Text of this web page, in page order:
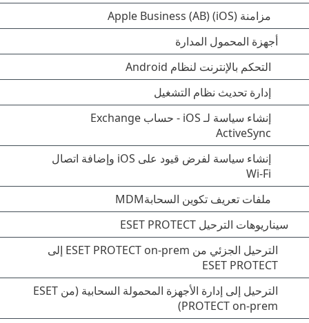
مزامنة Apple Business (AB) (iOS)
أجهزة المحمول المدارة
التحكم بالإنترنت لنظام Android
إدارة تحديث نظام التشغيل
إنشاء سياسة لـ iOS - حساب Exchange
ActiveSync
إنشاء سياسة لفرض قيود على iOS وإضافة اتصال
Wi-Fi
ملفات تعريف تكوين السحابةMDM
سيناريوهات الترحيل ESET PROTECT
الترحيل الجزئي من ESET PROTECT on-prem إلى
ESET PROTECT
الترحيل إلى إدارة الأجهزة المحمولة السحابية (من ESET
PROTECT on-prem)